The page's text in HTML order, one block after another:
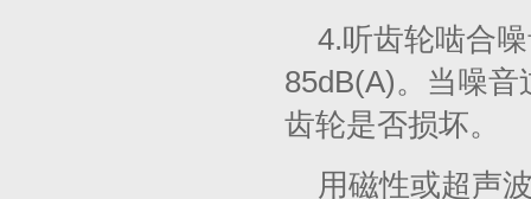
4.听齿轮啮合
85dB(A)。当噪
齿轮是否损坏。
用磁性或超声